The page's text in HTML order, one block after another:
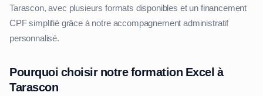
Tarascon, avec plusieurs formats disponibles et un financement
CPF simplifié grâce à notre accompagnement administratif
personnalisé.
Pourquoi choisir notre formation Excel à
Tarascon